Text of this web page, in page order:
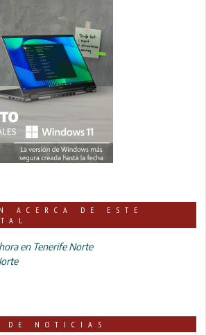
ACERCA DE ESTE
en Tenerife Norte
DE NOTICIAS